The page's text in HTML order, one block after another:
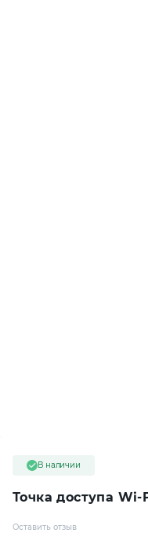
Точка доступа Wi-
В наличии
Оставить отзыв